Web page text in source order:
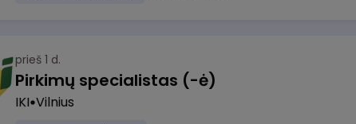
prieš 1 d.
Pirkimų specialistas (-ė)
IKI Vilnius